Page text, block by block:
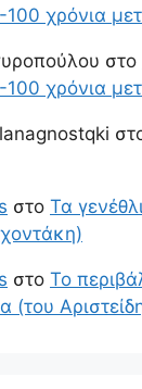
χρόνια
στο
χρόνια
στο Τα
στο Το
(του